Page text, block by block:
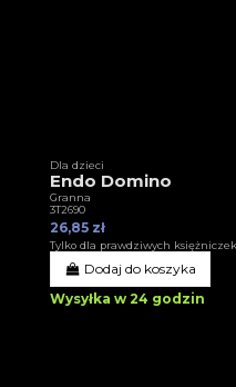
Dla dzieci
Endo Domino
Granna
3T2690
26,85 zł
Tylko dla prawdziwych księżniczek
Dodaj do koszyka
Wysyłka w 24 godzin